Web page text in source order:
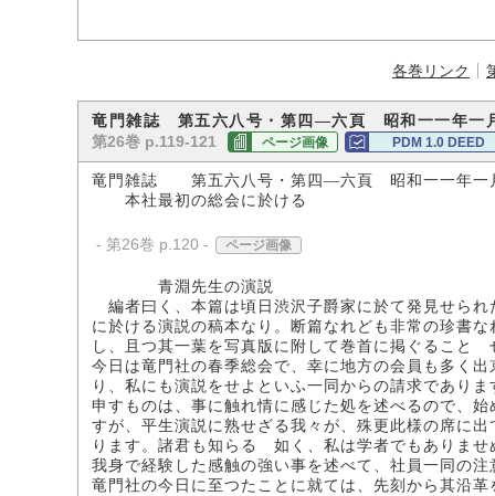
各巻リンク
竜門雑誌 第五六八号・第四―六頁 昭和一一年一
第26巻 p.119-121 ページ画像 PDM 1.0 DEED
竜門雑誌 第五六八号・第四―六頁 昭和一一年一
本社最初の総会に於ける
- 第26巻 p.120 - ページ画像
青淵先生の演説
編者曰く、本篇は頃日渋沢子爵家に於て発見せら
に於ける演説の稿本なり。断篇なれども非常の珍書
し、且つ其一葉を写真版に附して巻首に掲ぐることゝ
今日は竜門社の春季総会で、幸に地方の会員も多く
り、私にも演説をせよといふ一同からの請求であり
申すものは、事に触れ情に感じた処を述べるので、
すが、平生演説に熟せざる我々が、殊更此様の席に
ります。諸君も知らるゝ如く、私は学者でもありま
我身で経験した感触の強い事を述べて、社員一同の
竜門社の今日に至つたことに就ては、先刻から其沿